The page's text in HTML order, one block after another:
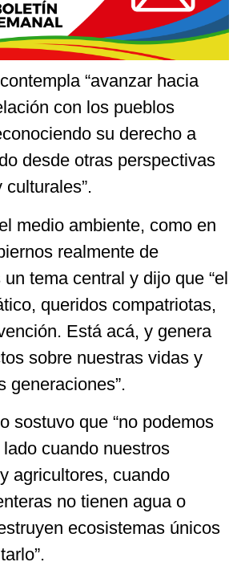
“avanzar hacia
con los pueblos
su derecho a
desde otras perspectivas
culturales”.
medio ambiente, como en
realmente de
tema central y dijo que “el
queridos compatriotas,
Está acá, y genera
sobre nuestras vidas y
generaciones”.
sostuvo que “no podemos
cuando nuestros
agricultores, cuando
no tienen agua o
ecosistemas únicos